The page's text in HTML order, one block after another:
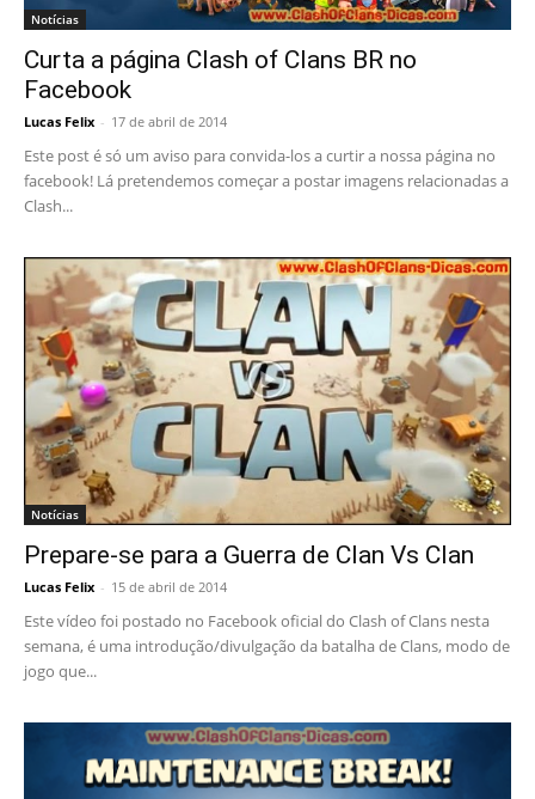
Notícias
Curta a página Clash of Clans BR no
Facebook
Lucas Felix - 17 de abril de 2014
Este post é só um aviso para convida-los a curtir a nossa página no
facebook! Lá pretendemos começar a postar imagens relacionadas a
Clash...
Notícias
Prepare-se para a Guerra de Clan Vs Clan
Lucas Felix - 15 de abril de 2014
Este vídeo foi postado no Facebook oficial do Clash of Clans nesta
semana, é uma introdução/divulgação da batalha de Clans, modo de
jogo que...